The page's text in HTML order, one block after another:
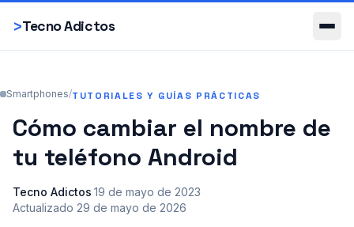
>Tecno Adictos
Smartphones
Smartphones/TUTORIALES Y GUÍAS PRÁCTICAS
Cómo cambiar el nombre de
tu teléfono Android
Tecno Adictos·19 de mayo de 2023·
Actualizado 29 de mayo de 2026